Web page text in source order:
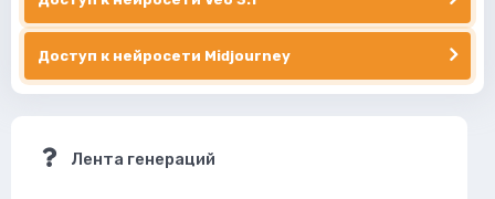
Доступ к нейросети Midjourney
Лента генераций